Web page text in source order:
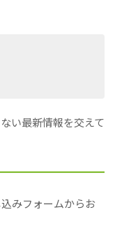
い最新情報を交えて
みフォームからお